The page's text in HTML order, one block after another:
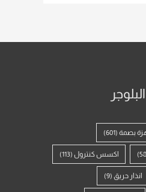
بصمة (601)
اكسس كنترول (113)
انذار حريق (9)